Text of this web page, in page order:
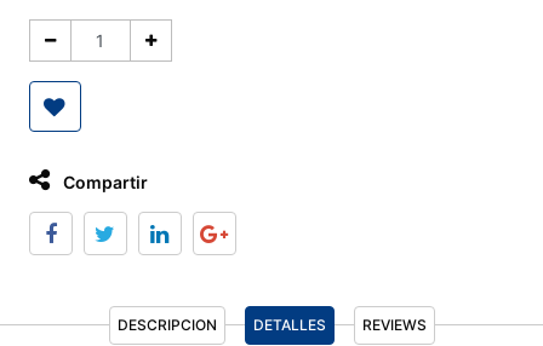
Compartir
DESCRIPCION DETALLES REVIEWS